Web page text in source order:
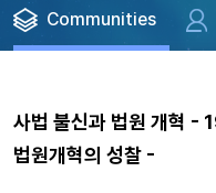
Communities
사법 불신과 법원 개혁 -
법원개혁의 성찰 -